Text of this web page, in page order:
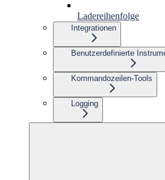
Ladereihenfolge
Integrationen
Benutzerdefinierte
Kommandozeilen-Tools
Logging